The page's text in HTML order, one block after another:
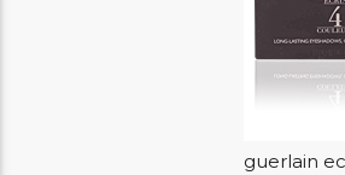
guerlain